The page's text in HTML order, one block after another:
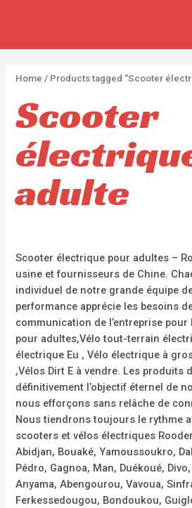
r
u
c
t
r
u
t
s
r
u
c
t
Home / Products tagged “Scooter
Scooter
adulte
Scooter électrique pour adultes –
usine et fournisseurs de Chine.
individuel de notre grande équipe
performance apprécie les besoins
communication de l’entreprise
pour adultes,Vélo tout-terrain
électrique Eu , Vélo électrique à
,Vélos Dirt E à vendre. Les produits
définitivement l’objectif éternel de
nous efforçons sans relâche de
Nous tiendrons toujours le rythme
scooters et vélos électriques
Abidjan, Bouaké, Yamoussoukro,
Pédro, Gagnoa, Man, Duékoué,
Anyama, Abengourou, Vavoua,
Ferkessedougou, Bondoukou,